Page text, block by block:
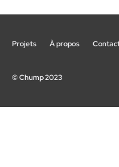
Projets À propos
© Chump 2023